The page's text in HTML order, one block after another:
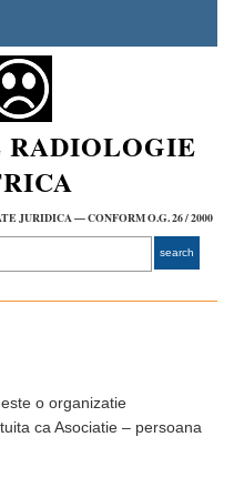
RADIOLOGIE
JURIDICA — CONFORM O.G. 26 / 2000
o organizatie
ca Asociatie – persoana